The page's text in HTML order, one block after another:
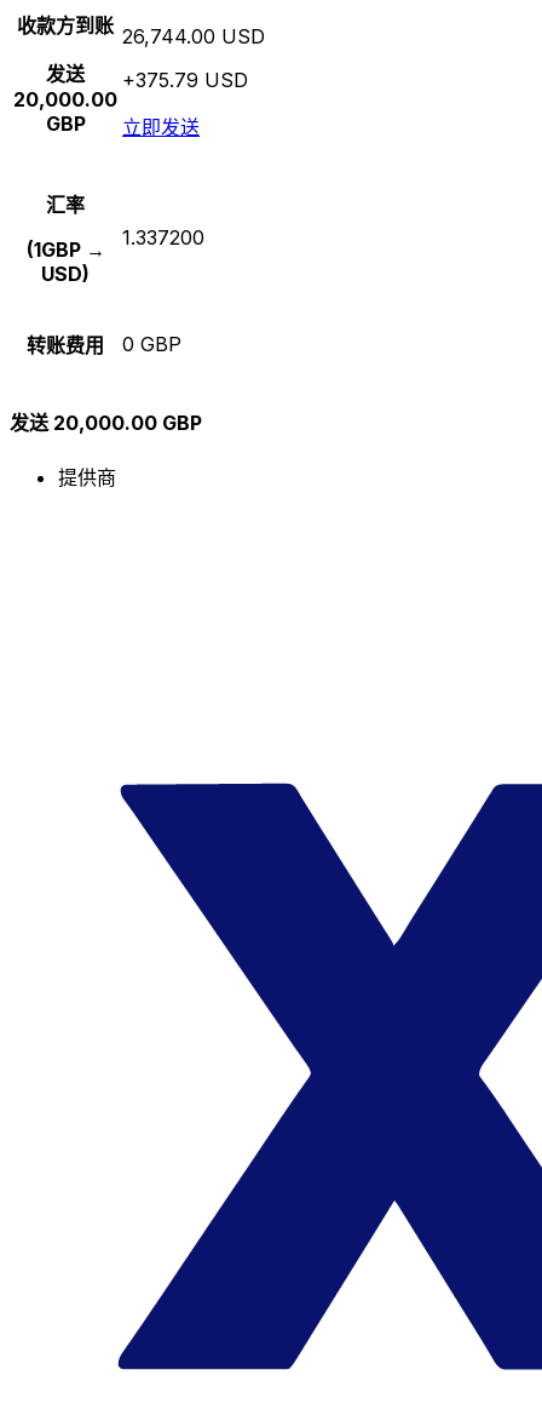
收款方到账
发送
20,000.00
GBP
26,744.00 USD
+375.79 USD
立即发送
汇率
(1GBP →
USD)
1.337200
转账费用 0 GBP
发送 20,000.00 GBP
提供商